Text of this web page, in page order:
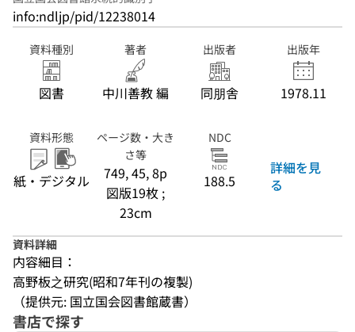
info:ndljp/pid/12238014
資料種別
図書
著者
中川善教 編
出版者
同朋舎
出版年
1978.11
資料形態
紙・デジタル
ページ数・大き
さ等
749, 45, 8p
図版19枚 ;
23cm
NDC
188.5
詳細を見
る
資料詳細
内容細目：
高野板之研究(昭和7年刊の複製)
（提供元: 国立国会図書館蔵書）
書店で探す